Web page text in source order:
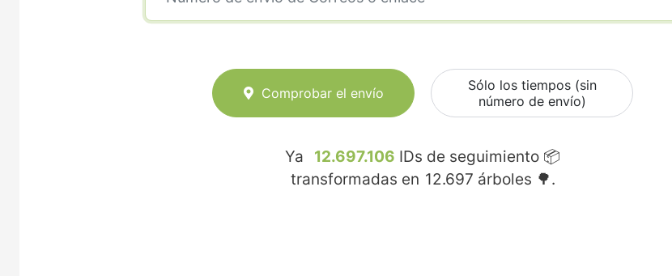
Comprobar el envío
Sólo los tiempos (sin
número de envío)
Ya 12.697.106 IDs de seguimiento 📦
transformadas en 12.697 árboles 🌳.